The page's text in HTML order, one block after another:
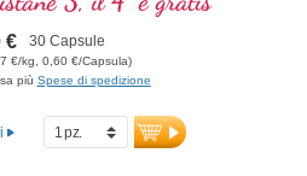
Questa formula è adattata alle
delle donne oltre i 50 anni e
supporto completo per il
generale.
informazioni su DailyCare
50+ Multivitaminici
€ 30 Capsule
€/kg, 0,60 €/Capsula)
più Spese di spedizione